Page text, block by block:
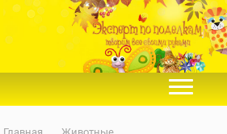
Главная Животные